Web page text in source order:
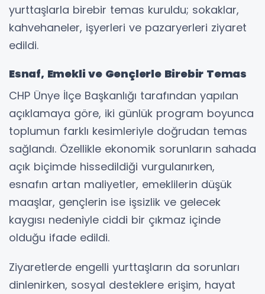
yurttaşlarla birebir temas kuruldu; sokaklar,
kahvehaneler, işyerleri ve pazaryerleri ziyaret
edildi.
Esnaf, Emekli ve Gençlerle Birebir Temas
CHP Ünye İlçe Başkanlığı tarafından yapılan
açıklamaya göre, iki günlük program boyunca
toplumun farklı kesimleriyle doğrudan temas
sağlandı. Özellikle ekonomik sorunların sahada
açık biçimde hissedildiği vurgulanırken,
esnafın artan maliyetler, emeklilerin düşük
maaşlar, gençlerin ise işsizlik ve gelecek
kaygısı nedeniyle ciddi bir çıkmaz içinde
olduğu ifade edildi.
Ziyaretlerde engelli yurttaşların da sorunları
dinlenirken, sosyal desteklere erişim, hayat